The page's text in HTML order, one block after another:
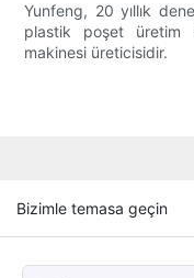
Yunfeng, 20 yıllık
plastik poşet üretim
makinesi üreticisidir.
Bizimle temasa geçin